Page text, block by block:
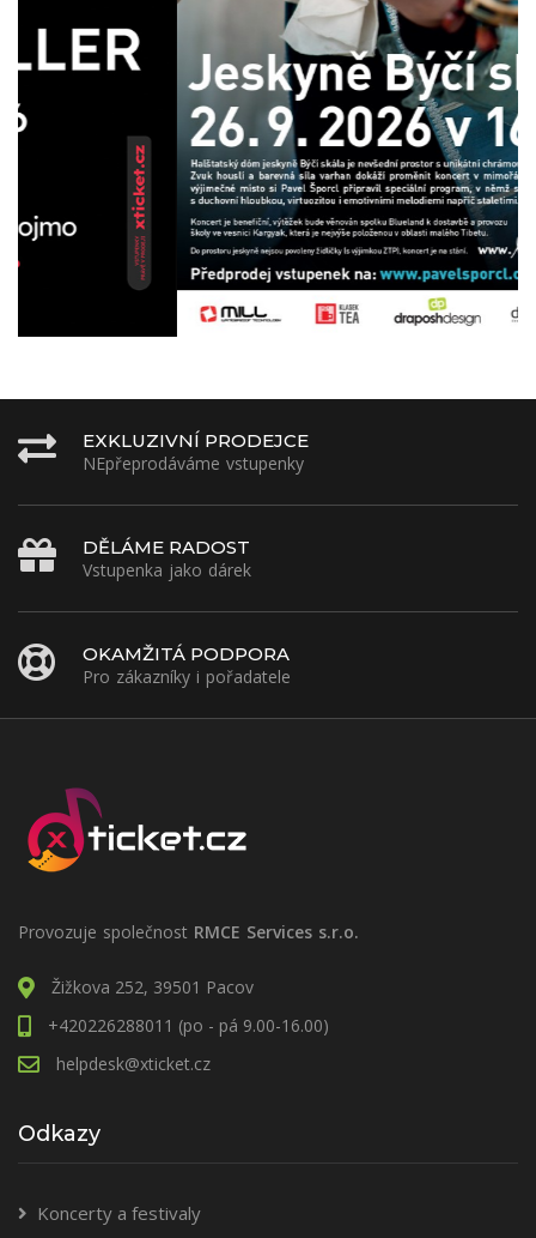
EXKLUZIVNÍ PRODEJCE
NEpřeprodáváme vstupenky
DĚLÁME RADOST
Vstupenka jako dárek
OKAMŽITÁ PODPORA
Pro zákazníky i pořadatele
Provozuje společnost RMCE Services s.r.o.
Žižkova 252, 39501 Pacov
+420226288011 (po - pá 9.00-16.00)
helpdesk@xticket.cz
Odkazy
Koncerty a festivaly